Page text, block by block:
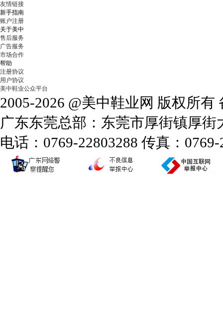
友情链接
新手指南
账户注册
关于美中
售后服务
广告服务
市场合作
帮助
注册协议
用户协议
美中鞋业公众平台
2005-2026 @美中鞋业网 版权所有
广东东莞总部：东莞市厚街镇厚
电话：0769-22803288 传真：0769-